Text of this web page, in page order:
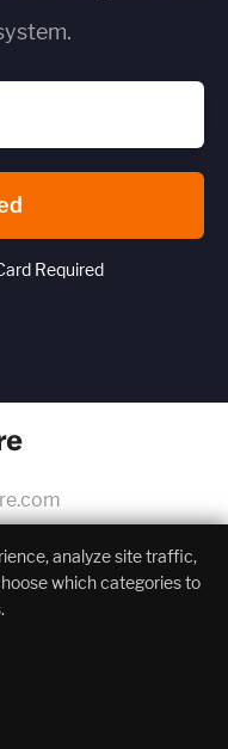
Required
analyze site traffic,
which categories to